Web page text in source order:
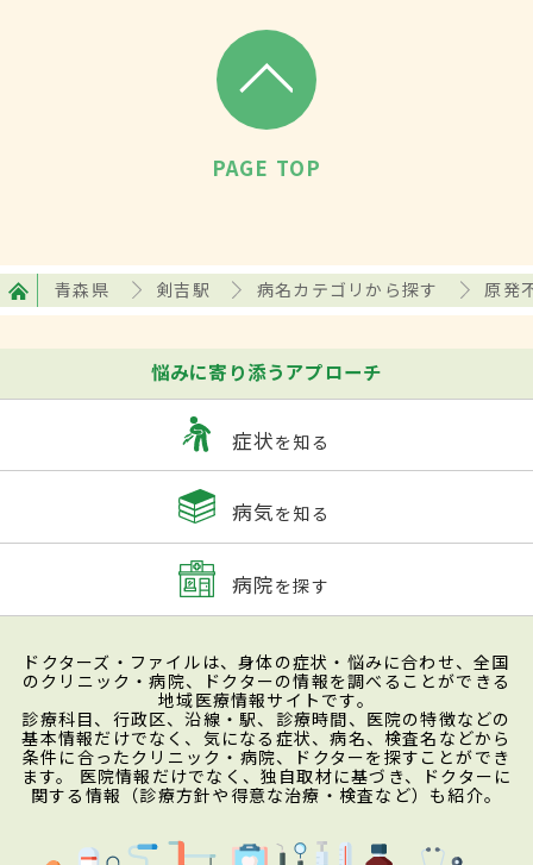
PAGE TOP
青森県 剣吉駅 病名カテゴリから探す 原発
悩みに寄り添うアプローチ
症状を知る
病気を知る
病院を探す
ドクターズ・ファイルは、身体の症状・悩みに合わせ、全国
のクリニック・病院、ドクターの情報を調べることができる
地域医療情報サイトです。
診療科目、行政区、沿線・駅、診療時間、医院の特徴などの
基本情報だけでなく、気になる症状、病名、検査名などから
条件に合ったクリニック・病院、ドクターを探すことができ
ます。 医院情報だけでなく、独自取材に基づき、ドクターに
関する情報（診療方針や得意な治療・検査など）も紹介。